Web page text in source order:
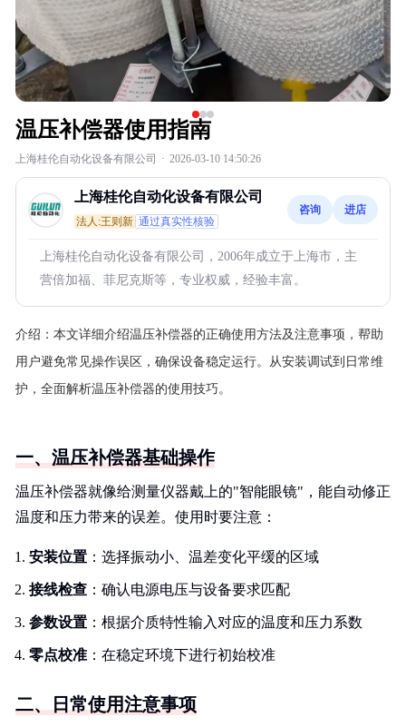
温压补偿器使用指南
上海桂伦自动化设备有限公司 · 2026-03-10 14:50:26
上海桂伦自动化设备有限公司
法人:王则新 通过真实性核验
咨询 进店
上海桂伦自动化设备有限公司，2006年成立于上海市，主
营倍加福、菲尼克斯等，专业权威，经验丰富。
介绍： 本文详细介绍温压补偿器的正确使用方法及注意事项，帮助
用户避免常见操作误区，确保设备稳定运行。从安装调试到日常维
护，全面解析温压补偿器的使用技巧。
一、温压补偿器基础操作
温压补偿器就像给测量仪器戴上的"智能眼镜"，能自动修正
温度和压力带来的误差。使用时要注意：
安装位置 ：选择振动小、温差变化平缓的区域
接线检查 ：确认电源电压与设备要求匹配
参数设置 ：根据介质特性输入对应的温度和压力系数
零点校准 ：在稳定环境下进行初始校准
二、日常使用注意事项